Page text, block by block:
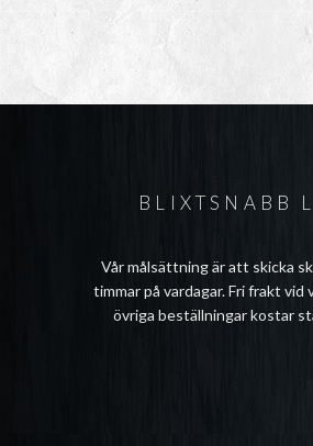
BLIXTSNABB
Vår målsättning är att skicka
timmar på vardagar. Fri frakt vid
övriga beställningar kostar